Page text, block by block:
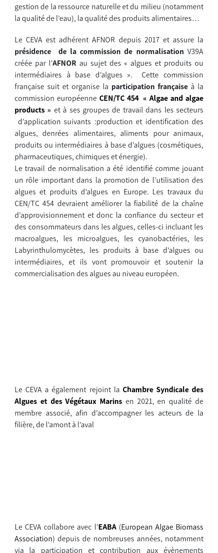
gestion de la ressource naturelle et du milieu (notamment
la qualité de l’eau), la qualité des produits alimentaires…
Le CEVA est adhérent AFNOR depuis 2017 et assure la
présidence de la commission de normalisation V39A
créée par l’AFNOR au sujet des « algues et produits ou
intermédiaires à base d’algues ». Cette commission
française suit et organise la participation française à la
commission européenneCEN/TC 454 « Algae and algae
products » et à ses groupes de travail dans les secteurs
d’application suivants :production et identification des
algues, denrées alimentaires, aliments pour animaux,
produits ou intermédiaires à base d’algues (cosmétiques,
pharmaceutiques, chimiques et énergie).
Le travail de normalisation a été identifié comme jouant
un rôle important dans la promotion de l’utilisation des
algues et produits d’algues en Europe. Les travaux du
CEN/TC 454 devraient améliorer la fiabilité de la chaîne
d’approvisionnement et donc la confiance du secteur et
des consommateurs dans les algues, celles-ci incluant les
macroalgues, les microalgues, les cyanobactéries, les
Labyrinthulomycètes, les produits à base d’algues ou
intermédiaires, et ils vont promouvoir et soutenir la
commercialisation des algues au niveau européen.
Le CEVA a également rejoint la Chambre Syndicale des
Algues et des Végétaux Marins en 2021, en qualité de
membre associé, afin d’accompagner les acteurs de la
filière, de l’amont à l’aval
Le CEVA collabore avec l’EABA (European Algae Biomass
Association) depuis de nombreuses années, notamment
via la participation et contribution aux évènements